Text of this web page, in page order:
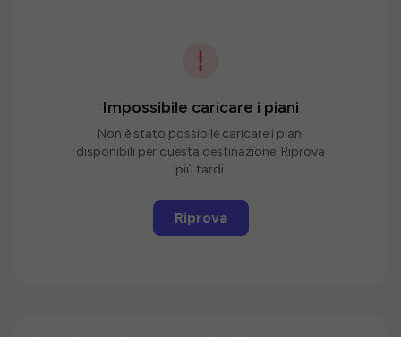
Impossibile caricare i piani
Non è stato possibile caricare i piani
disponibili per questa destinazione. Riprova
più tardi.
Riprova